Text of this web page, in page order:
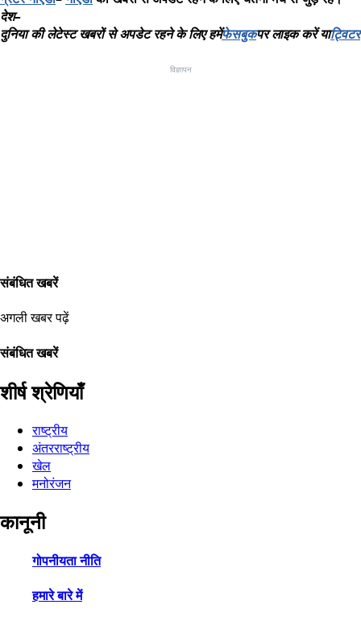
देश–
दुनिया की लेटेस्ट खबरों से अपडेट रहने के लिए हमेंफेसबुकपर लाइक करें याट्विटर
विज्ञापन
संबंधित खबरें
अगली खबर पढ़ें
संबंधित खबरें
शीर्ष श्रेणियाँ
राष्ट्रीय
अंतरराष्ट्रीय
खेल
मनोरंजन
कानूनी
गोपनीयता नीति
हमारे बारे में